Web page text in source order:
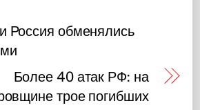
Россия обменялись
Более 40 атак РФ: на
трое погибших